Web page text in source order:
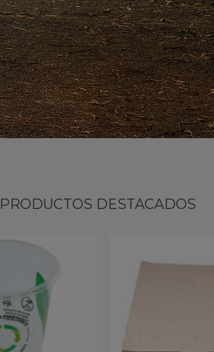
PRODUCTOS DESTACADOS